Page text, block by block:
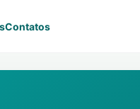
Contatos